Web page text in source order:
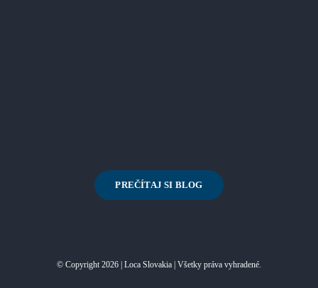
PREČÍTAJ SI BLOG
© Copyright 2026 | Loca Slovakia | Všetky práva vyhradené.